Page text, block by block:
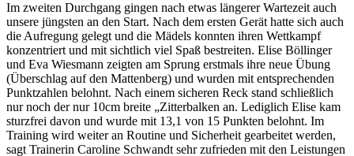
Im zweiten Durchgang gingen nach etwas längerer Wartezeit auch
unsere jüngsten an den Start. Nach dem ersten Gerät hatte sich auch
die Aufregung gelegt und die Mädels konnten ihren Wettkampf
konzentriert und mit sichtlich viel Spaß bestreiten. Elise Böllinger
und Eva Wiesmann zeigten am Sprung erstmals ihre neue Übung
(Überschlag auf den Mattenberg) und wurden mit entsprechenden
Punktzahlen belohnt. Nach einem sicheren Reck stand schließlich
nur noch der nur 10cm breite „Zitterbalken an. Lediglich Elise kam
sturzfrei davon und wurde mit 13,1 von 15 Punkten belohnt. Im
Training wird weiter an Routine und Sicherheit gearbeitet werden,
sagt Trainerin Caroline Schwandt sehr zufrieden mit den Leistungen